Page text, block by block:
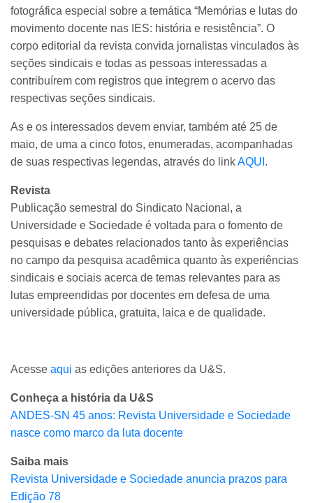
fotográfica especial sobre a temática “Memórias e lutas do
movimento docente nas IES: história e resistência”. O
corpo editorial da revista convida jornalistas vinculados às
seções sindicais e todas as pessoas interessadas a
contribuírem com registros que integrem o acervo das
respectivas seções sindicais.
As e os interessados devem enviar, também até 25 de
maio, de uma a cinco fotos, enumeradas, acompanhadas
de suas respectivas legendas, através do linkAQUI .
Revista
Publicação semestral do Sindicato Nacional, a
Universidade e Sociedade é voltada para o fomento de
pesquisas e debates relacionados tanto às experiências
no campo da pesquisa acadêmica quanto às experiências
sindicais e sociais acerca de temas relevantes para as
lutas empreendidas por docentes em defesa de uma
universidade pública, gratuita, laica e de qualidade.
Acesse aqui as edições anteriores da U&S.
Conheça a história da U&S
ANDES-SN 45 anos: Revista Universidade e Sociedade
nasce como marco da luta docente
Saiba mais
Revista Universidade e Sociedade anuncia prazos para
Edição 78